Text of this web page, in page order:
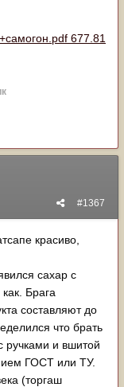
677.81
#1367
красиво,
сахар с
Брага
составляют до
что брать
ручками и вшитой
ГОСТ или ТУ.
(торгаш